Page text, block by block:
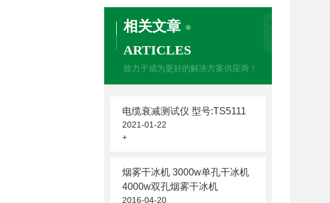
相关文章
ARTICLES
致力于成为更好的解决方案供应商！
电缆衰减测试仪 型号:TS5111
2021-01-22
+
烟雾干冰机 3000w单孔干冰机
4000w双孔烟雾干冰机
2016-04-20